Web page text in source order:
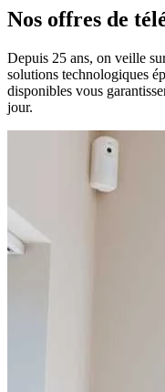
Nos offres de
Depuis 25 ans, on veille
solutions technologiques
disponibles vous
jour.